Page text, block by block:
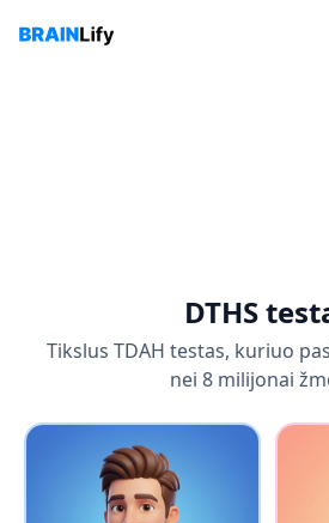
DTHS
Tikslus TDAH testas, kuriuo
nei 8 milijonai